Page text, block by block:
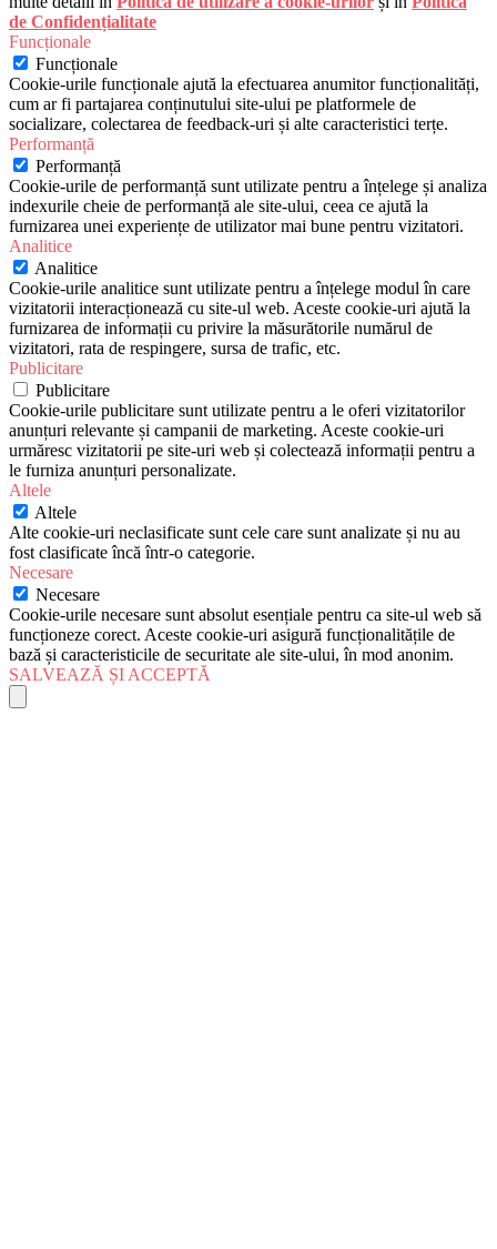
de Confidențialitate
Funcționale
Funcționale
Cookie-urile funcționale ajută la efectuarea anumitor funcționalități,
cum ar fi partajarea conținutului site-ului pe platformele de
socializare, colectarea de feedback-uri și alte caracteristici terțe.
Performanță
Performanță
Cookie-urile de performanță sunt utilizate pentru a înțelege și analiza
indexurile cheie de performanță ale site-ului, ceea ce ajută la
furnizarea unei experiențe de utilizator mai bune pentru vizitatori.
Analitice
Analitice
Cookie-urile analitice sunt utilizate pentru a înțelege modul în care
vizitatorii interacționează cu site-ul web. Aceste cookie-uri ajută la
furnizarea de informații cu privire la măsurătorile numărul de
vizitatori, rata de respingere, sursa de trafic, etc.
Publicitare
Publicitare
Cookie-urile publicitare sunt utilizate pentru a le oferi vizitatorilor
anunțuri relevante și campanii de marketing. Aceste cookie-uri
urmăresc vizitatorii pe site-uri web și colectează informații pentru a
le furniza anunțuri personalizate.
Altele
Altele
Alte cookie-uri neclasificate sunt cele care sunt analizate și nu au
fost clasificate încă într-o categorie.
Necesare
Necesare
Cookie-urile necesare sunt absolut esențiale pentru ca site-ul web să
funcționeze corect. Aceste cookie-uri asigură funcționalitățile de
bază și caracteristicile de securitate ale site-ului, în mod anonim.
SALVEAZĂ ȘI ACCEPTĂ